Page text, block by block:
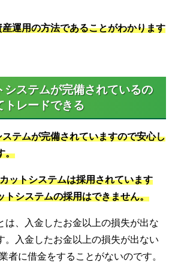
運用の方法であることがわかります
システムが完備されているの
トレードできる
テムが完備されていますので安心し
。
ットシステムは採用されています
トシステムの採用はできません。
は、入金したお金以上の損失が出な
入金したお金以上の損失が出ない
者に借金をすることがないのです。